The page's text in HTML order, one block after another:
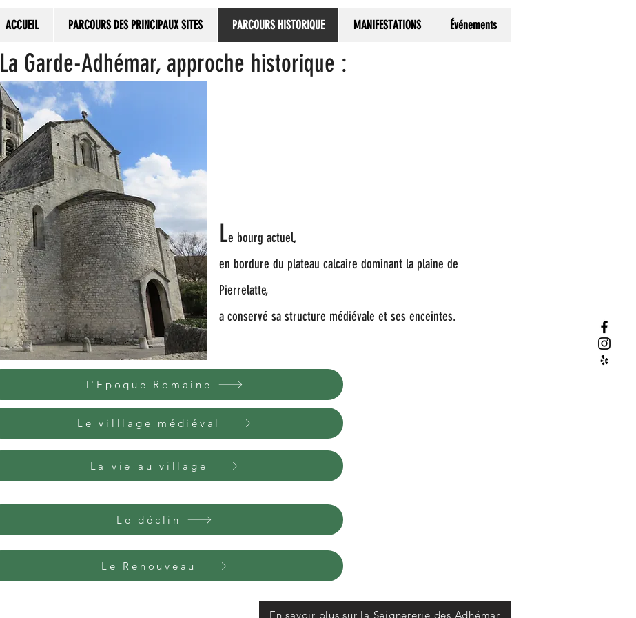
ACCUEIL PARCOURS DES PRINCIPAUX SITES PARCOURS HISTORIQUE MANIFESTATIONS Événements
La Garde-Adhémar, approche historique :
Le bourg actuel,
en bordure du plateau calcaire dominant la plaine de
Pierrelatte,
a conservé sa structure médiévale et ses enceintes.
l'Epoque Romaine
Le villlage médiéval
La vie au village
Le déclin
Le Renouveau
En savoir plus sur la Seignererie des Adhémar